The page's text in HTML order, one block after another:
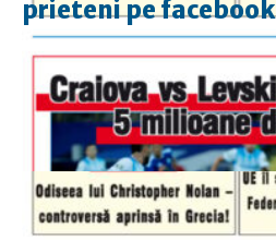
prieteni pe facebook